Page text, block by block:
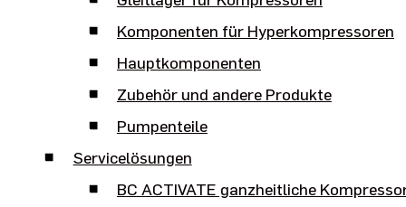
Komponenten für Hyperkompressoren
Hauptkomponenten
Zubehör und andere Produkte
Pumpenteile
Servicelösungen
BC ACTIVATE ganzheitliche